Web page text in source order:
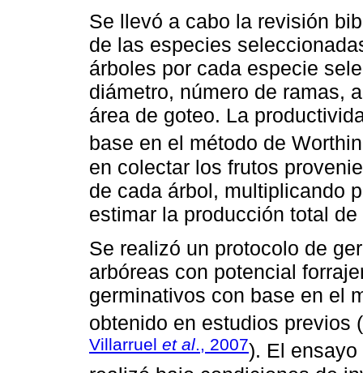
Se llevó a cabo la revisión
de las especies
árboles por cada especie
diámetro, número de ramas,
área de goteo. La
base en el método de
en colectar los frutos
de cada árbol, multiplicando
estimar la producción total
Se realizó un protocolo de
arbóreas con potencial
germinativos con base en el
obtenido en estudios previos (
Villarruel et al., 2007). El